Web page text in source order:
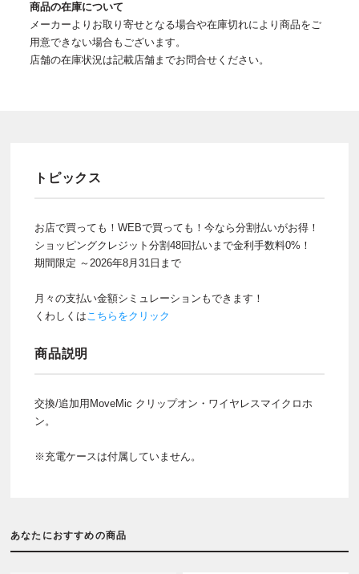
商品の在庫について
メーカーよりお取り寄せとなる場合や在庫切れにより商品をご
用意できない場合もございます。
店舗の在庫状況は記載店舗までお問合せください。
トピックス
お店で買っても！WEBで買っても！今なら分割払いがお得！
ショッピングクレジット分割48回払いまで金利手数料0%！
期間限定 ～2026年8月31日まで
月々の支払い金額シミュレーションもできます！
くわしくはこちらをクリック
商品説明
交換/追加用MoveMic クリップオン・ワイヤレスマイクロホ
ン。
※充電ケースは付属していません。
あなたにおすすめの商品